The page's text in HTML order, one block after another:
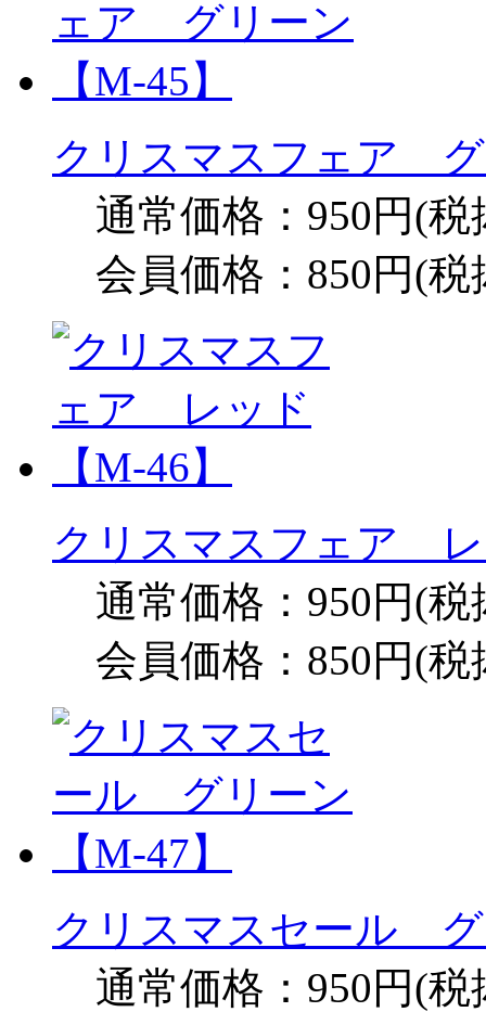
クリスマスフェア
通常価格：950円(税
会員価格：850円(税
クリスマスフェア
通常価格：950円(税
会員価格：850円(税
クリスマスセール グ
通常価格：950円(税